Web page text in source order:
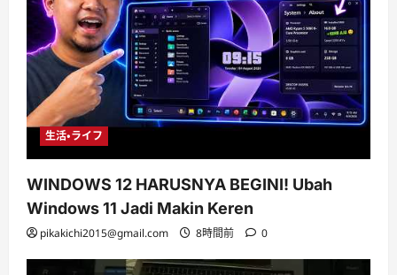
生活・ライフ
WINDOWS 12 HARUSNYA BEGINI! Ubah
Windows 11 Jadi Makin Keren
pikakichi2015@gmail.com 8時間前 0